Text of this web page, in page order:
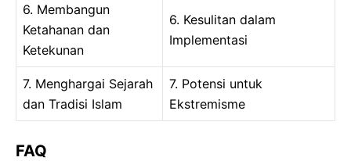
6. Membangun
Ketahanan dan
Ketekunan
6. Kesulitan dalam
Implementasi
7. Menghargai Sejarah
dan Tradisi Islam
7. Potensi untuk
Ekstremisme
FAQ